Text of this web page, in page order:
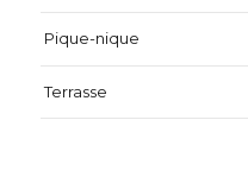
Pique-nique
Terrasse